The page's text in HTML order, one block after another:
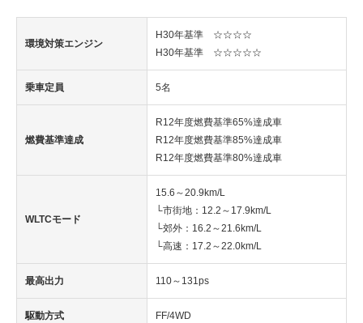
環境対策エンジン
H30年基準 ☆☆☆☆
H30年基準 ☆☆☆☆☆
乗車定員 5名
燃費基準達成
R12年度燃費基準65%達成車
R12年度燃費基準85%達成車
R12年度燃費基準80%達成車
WLTCモード
15.6～20.9km/L
└市街地：12.2～17.9km/L
└郊外：16.2～21.6km/L
└高速：17.2～22.0km/L
最高出力 110～131ps
駆動方式 FF/4WD